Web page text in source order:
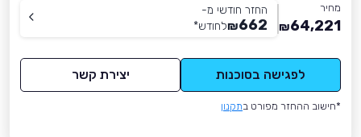
מחיר
64,221
₪
החזר חודשי מ-
662
₪לחודש*
לפגישה בסוכנות יצירת קשר
*חישוב ההחזר מפורט בתקנון